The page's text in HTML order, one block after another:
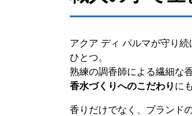
アクア ディ パルマが守り続
ひとつ。
熟練の調香師による繊細な
香水づくりへのこだわり に
香りだけでなく、ブランド